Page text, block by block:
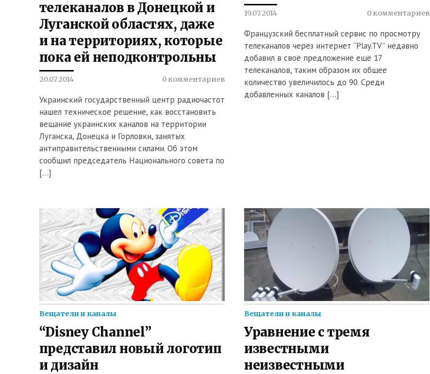
телеканалов в Донецкой и
Луганской областях, даже
и на территориях, которые
пока ей неподконтрольны
20.07.2014 0 комментариев
Украинский государственный центр радиочастот
нашел техническое решение, как восстановить
вещание украинских каналов на территории
Луганска, Донецка и Горловки, занятых
антиправительственными силами. Об этом
сообщил председатель Национального совета по
[…]
19.07.2014 0 комментариев
Французский бесплатный сервис по просмотру
телеканалов через интернет “Play.TV” недавно
добавил в своё предложение ещё 17
телеканалов, таким образом их общее
количество увеличилось до 90. Среди
добавленных каналов […]
Вещатели и каналы
“Disney Channel”
представил новый логотип
и дизайн
Вещатели и каналы
Уравнение с тремя
известными
неизвестными